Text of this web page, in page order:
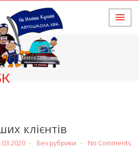
HOME
клієнтів
Без рубрики No Comments